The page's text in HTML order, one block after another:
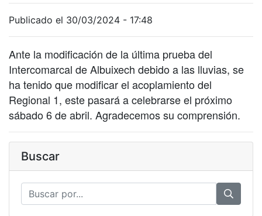
Publicado el 30/03/2024 - 17:48
Ante la modificación de la última prueba del
Intercomarcal de Albuixech debido a las lluvias, se
ha tenido que modificar el acoplamiento del
Regional 1, este pasará a celebrarse el próximo
sábado 6 de abril. Agradecemos su comprensión.
Buscar